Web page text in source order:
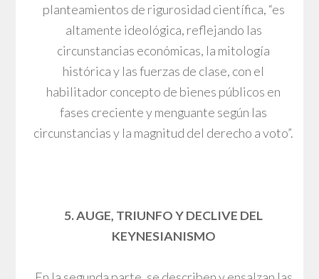
planteamientos de rigurosidad científica, “es
altamente ideológica, reflejando las
circunstancias económicas, la mitología
histórica y las fuerzas de clase, con el
habilitador concepto de bienes públicos en
fases creciente y menguante según las
circunstancias y la magnitud del derecho a voto”.
5. AUGE, TRIUNFO Y DECLIVE DEL
KEYNESIANISMO